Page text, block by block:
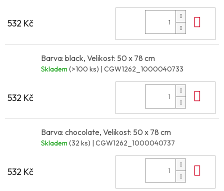
532 Kč
Barva: black, Velikost: 50 x 78 cm
Skladem (>100 ks) | CGW1262_1000040733
532 Kč
Barva: chocolate, Velikost: 50 x 78 cm
Skladem (32 ks) | CGW1262_1000040737
532 Kč